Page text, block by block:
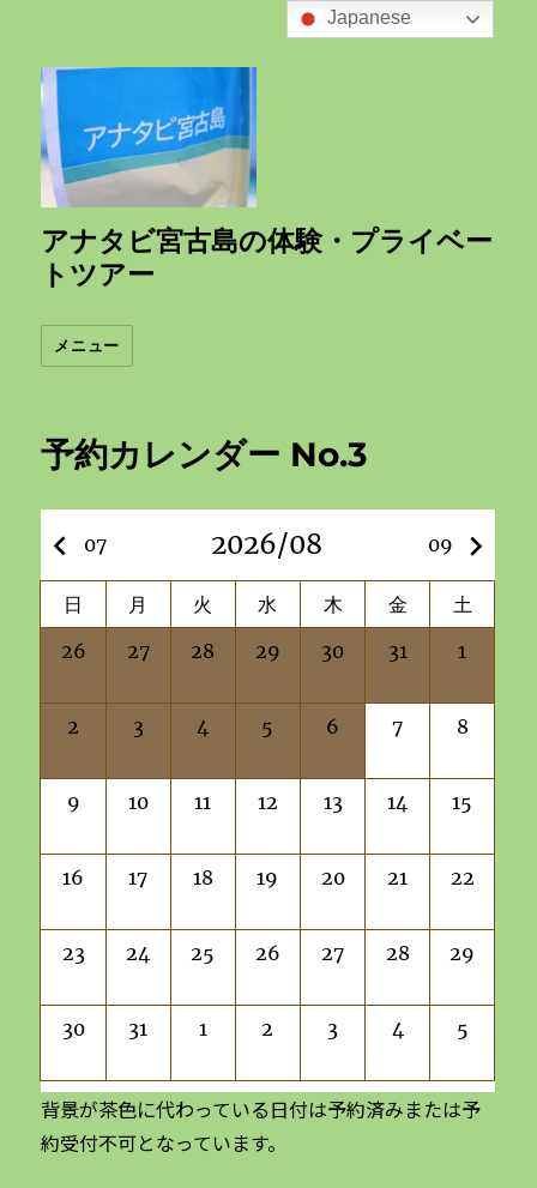
アナタビ宮古島の体験・プライベー
トツアー
メニュー
予約カレンダー No.3
keyboard_arrow_left 07 2026/08 09 keyboard_arrow_right
日 月 火 水 木 金
土
26
27 28 29 30 31 1
2 3 4 5 6 7 8
9 10 11 12 13 14 15
16 17 18 19 20 21 22
23 24 25 26 27 28 29
30 31 1 2 3 4 5
背景が茶色に代わっている日付は予約済みまたは予
約受付不可となっています。
Japanese